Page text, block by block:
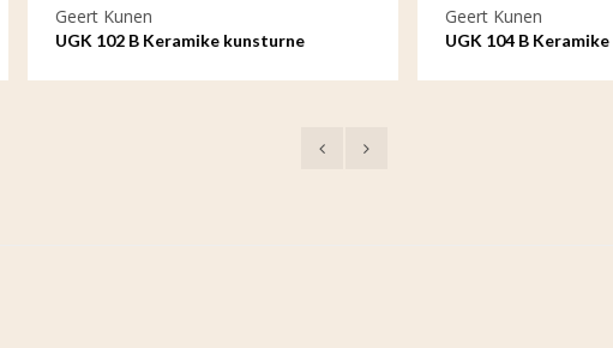
Geert Kunen
UGK 102 B Keramike kunsturne
Geert Kunen
UGK 104 B Keramike